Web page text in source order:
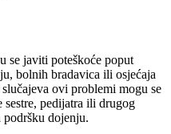
se javiti poteškoće poput
bolnih bradavica ili osjećaja
ovi problemi mogu se
sestre, pedijatra ili drugog
podršku dojenju.